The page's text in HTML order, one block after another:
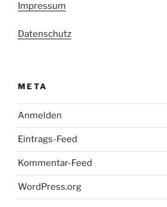
Impressum
Datenschutz
META
Anmelden
Eintrags-Feed
Kommentar-Feed
WordPress.org